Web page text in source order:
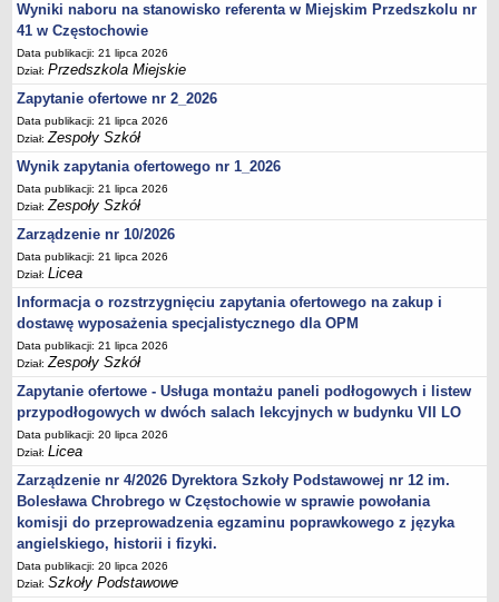
Wyniki naboru na stanowisko referenta w Miejskim Przedszkolu nr
41 w Częstochowie
Data publikacji: 21 lipca 2026
Dział:Przedszkola Miejskie
Zapytanie ofertowe nr 2_2026
Data publikacji: 21 lipca 2026
Dział:Zespoły Szkół
Wynik zapytania ofertowego nr 1_2026
Data publikacji: 21 lipca 2026
Dział:Zespoły Szkół
Zarządzenie nr 10/2026
Data publikacji: 21 lipca 2026
Dział:Licea
Informacja o rozstrzygnięciu zapytania ofertowego na zakup i
dostawę wyposażenia specjalistycznego dla OPM
Data publikacji: 21 lipca 2026
Dział:Zespoły Szkół
Zapytanie ofertowe - Usługa montażu paneli podłogowych i listew
przypodłogowych w dwóch salach lekcyjnych w budynku VII LO
Data publikacji: 20 lipca 2026
Dział:Licea
Zarządzenie nr 4/2026 Dyrektora Szkoły Podstawowej nr 12 im.
Bolesława Chrobrego w Częstochowie w sprawie powołania
komisji do przeprowadzenia egzaminu poprawkowego z języka
angielskiego, historii i fizyki.
Data publikacji: 20 lipca 2026
Dział:Szkoły Podstawowe